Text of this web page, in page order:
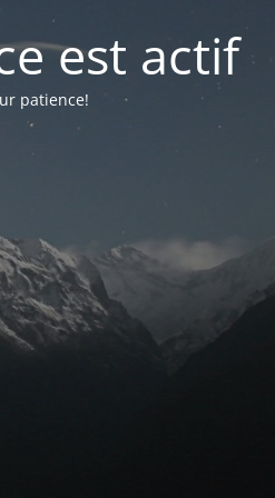
est actif
patience!